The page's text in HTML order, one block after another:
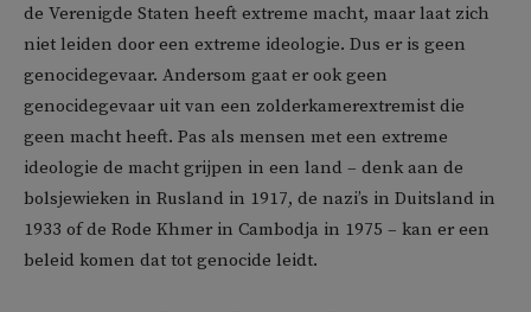
de Verenigde Staten heeft extreme macht, maar laat zich
niet leiden door een extreme ideologie. Dus er is geen
genocidegevaar. Andersom gaat er ook geen
genocidegevaar uit van een zolderkamerextremist die
geen macht heeft. Pas als mensen met een extreme
ideologie de macht grijpen in een land – denk aan de
bolsjewieken in Rusland in 1917, de nazi’s in Duitsland in
1933 of de Rode Khmer in Cambodja in 1975 – kan er een
beleid komen dat tot genocide leidt.